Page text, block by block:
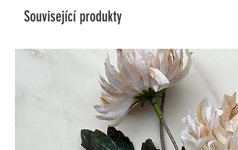
Související produkty